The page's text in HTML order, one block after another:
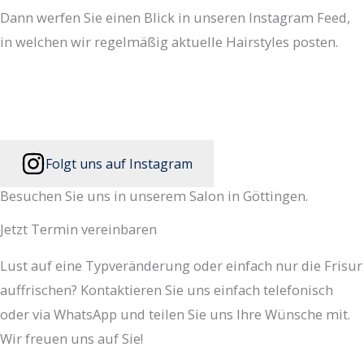
Dann werfen Sie einen Blick in unseren Instagram Feed,
in welchen wir regelmäßig aktuelle Hairstyles posten.
Folgt uns auf Instagram
Besuchen Sie uns in unserem Salon in Göttingen.
Jetzt Termin vereinbaren
Lust auf eine Typveränderung oder einfach nur die Frisur
auffrischen? Kontaktieren Sie uns einfach telefonisch
oder via WhatsApp und teilen Sie uns Ihre Wünsche mit.
Wir freuen uns auf Sie!